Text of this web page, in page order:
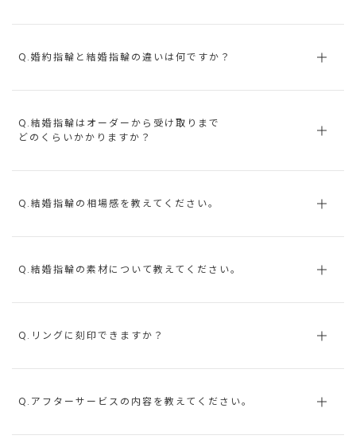
Q.婚約指輪と結婚指輪の違いは何ですか？
Q.結婚指輪はオーダーから受け取りまで
どのくらいかかりますか？
Q.結婚指輪の相場感を教えてください。
Q.結婚指輪の素材について教えてください。
Q.リングに刻印できますか？
Q.アフターサービスの内容を教えてください。